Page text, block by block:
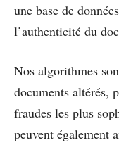
une base de
l’authenticité du
Nos algorithmes
documents altérés,
fraudes les plus
peuvent également